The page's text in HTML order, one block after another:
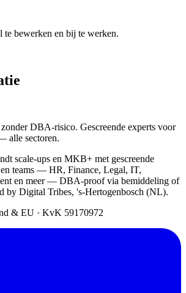
bewerken en bij te werken.
DBA-risico. Gescreende experts voor
alle sectoren.
scale-ups en MKB+ met gescreende
en teams — HR, Finance, Legal, IT,
en meer — DBA-proof via bemiddeling of
by Digital Tribes, 's-Hertogenbosch (NL).
& EU · KvK 59170972